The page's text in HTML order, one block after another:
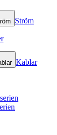
Ström
Kablar